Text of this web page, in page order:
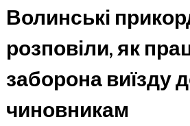
Волинські
розповіли, як
заборона виїзду
чиновникам